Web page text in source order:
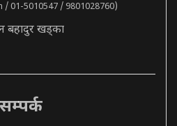
/ 01-5010547 / 9801028760)
बहादुर खड्का